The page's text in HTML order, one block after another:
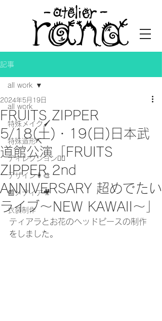
記事
all work
特殊メイク🖌
特殊造形⛏
ディレクション👯‍♀️
デザイン👩‍🎨
📰メディア🎥
衣装制作
all work
FRUITS ZIPPER
5/18(土)・19(日)日本武
道館公演「FRUITS
ZIPPER 2nd
ANNIVERSARY 超めでたい
ライブ〜NEW KAWAII〜」
2024年5月19日
ティアラとお花のヘッドピースの制作
をしました。